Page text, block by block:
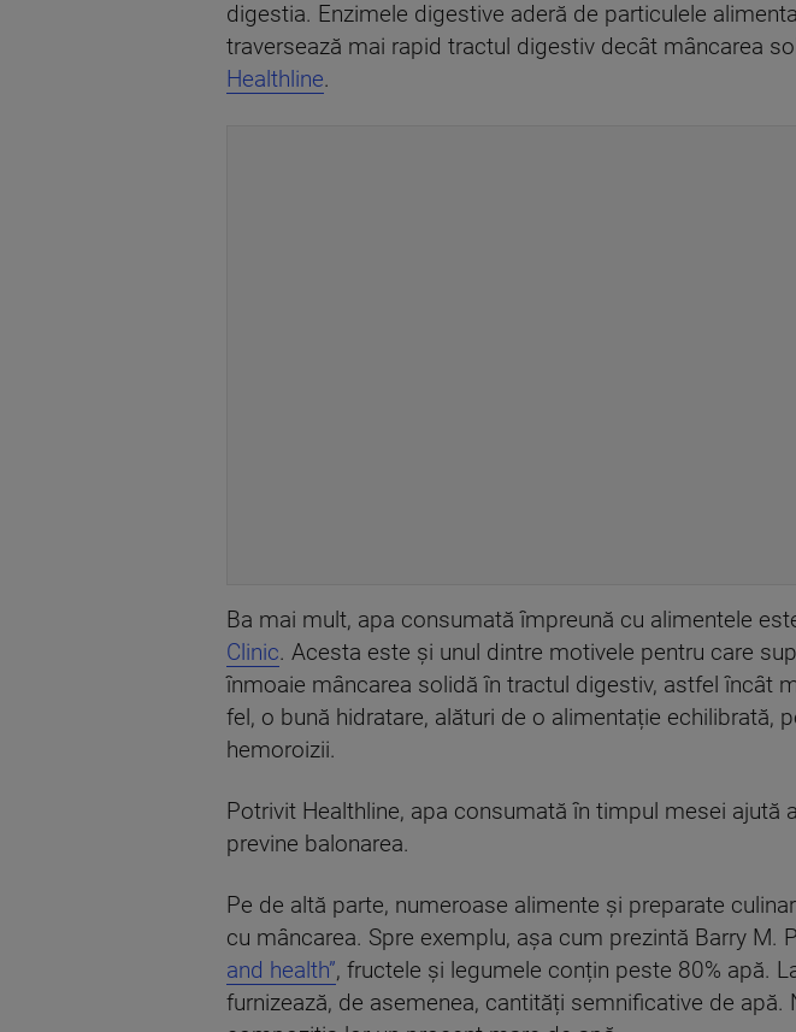
digestia. Enzimele digestive aderă de particulele
traversează mai rapid tractul digestiv decât mâncarea
Healthline.
Ba mai mult, apa consumată împreună cu alimentele
Clinic. Acesta este și unul dintre motivele pentru care
înmoaie mâncarea solidă în tractul digestiv, astfel încât
fel, o bună hidratare, alături de o alimentație
hemoroizii.
Potrivit Healthline, apa consumată în timpul mesei
previne balonarea.
Pe de altă parte, numeroase alimente și preparate
cu mâncarea. Spre exemplu, așa cum prezintă Barry
and health”, fructele și legumele conțin peste 80% apă.
furnizează, de asemenea, cantități semnificative de